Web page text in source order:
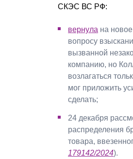
СКЭС ВС РФ:
вернула на
вопросу
вызванной
компанию, но
возлагаться
мог приложить
сделать;
24 декабря
распределения
товара,
179142/2024).